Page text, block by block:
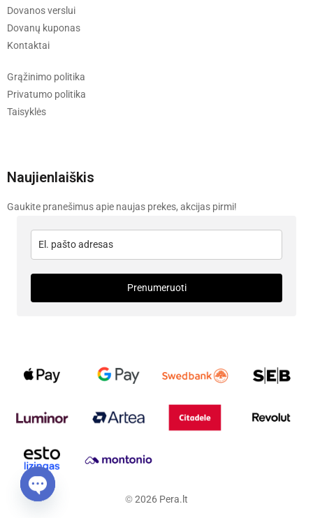
Dovanos verslui
Dovanų kuponas
Kontaktai
Grąžinimo politika
Privatumo politika
Taisyklės
Naujienlaiškis
Gaukite pranešimus apie naujas prekes, akcijas pirmi!
Prenumeruoti
©2026 Pera.lt